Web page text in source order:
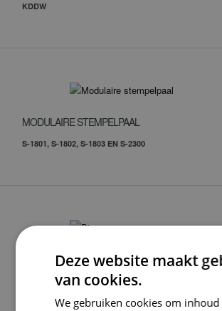
KDDW
MODULAIRE STEMPELPAAL
S-1801, S-1802, S-1803 EN S-2300
DIVERSEN
ACCESSOIRES
Deze website maakt
van cookies.
We gebruiken cookies om inhoud